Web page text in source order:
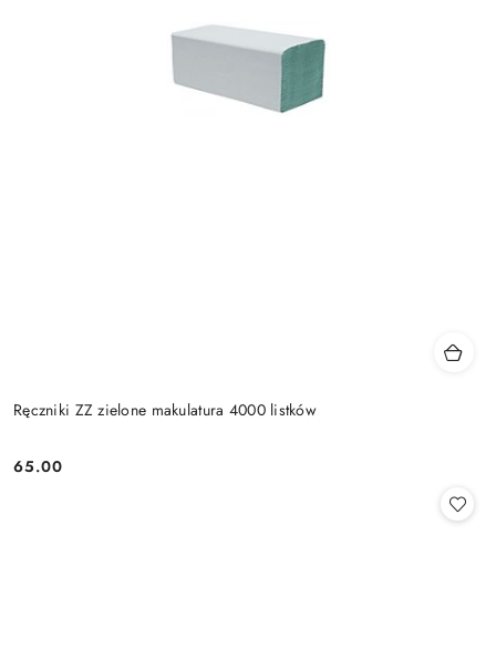
Ręczniki ZZ zielone makulatura 4000 listków
Cena:
65.00